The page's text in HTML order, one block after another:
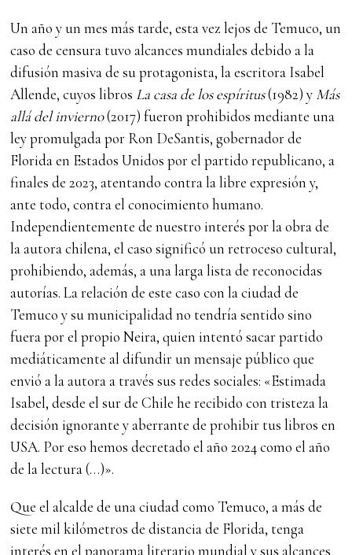
Un año y un mes más tarde, esta vez lejos de Temuco, un
caso de censura tuvo alcances mundiales debido a la
difusión masiva de su protagonista, la escritora Isabel
Allende, cuyos libros La casa de los espíritus(1982) y Más
allá del invierno(2017) fueron prohibidos mediante una
ley promulgada por Ron DeSantis, gobernador de
Florida en Estados Unidos por el partido republicano, a
finales de 2023, atentando contra la libre expresión y,
ante todo, contra el conocimiento humano.
Independientemente de nuestro interés por la obra de
la autora chilena, el caso significó un retroceso cultural,
prohibiendo, además, a una larga lista de reconocidas
autorías. La relación de este caso con la ciudad de
Temuco y su municipalidad no tendría sentido sino
fuera por el propio Neira, quien intentó sacar partido
mediáticamente al difundir un mensaje público que
envió a la autora a través sus redes sociales: «Estimada
Isabel, desde el sur de Chile he recibido con tristeza la
decisión ignorante y aberrante de prohibir tus libros en
USA. Por eso hemos decretado el año 2024 como el año
de la lectura (…)».
Que el alcalde de una ciudad como Temuco, a más de
siete mil kilómetros de distancia de Florida, tenga
interés en el panorama literario mundial y sus alcances